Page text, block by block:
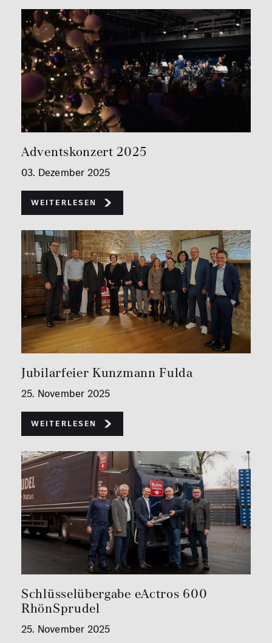
Adventskonzert 2025
03. Dezember 2025
Weiterlesen
Jubilarfeier Kunzmann Fulda
25. November 2025
Weiterlesen
Schlüsselübergabe eActros 600
RhönSprudel
25. November 2025